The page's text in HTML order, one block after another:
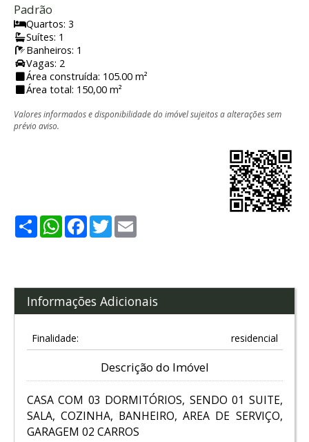
Padrão
Quartos: 3
Suítes: 1
Banheiros: 1
Vagas: 2
Área construída: 105.00 m²
Área total: 150,00 m²
Valores informados e disponibilidade do imóvel sujeitos a alterações sem
prévio aviso.
ShareWhatsApp
Facebook
Twitter
Informações Adicionais
Finalidade: residencial
Descrição do Imóvel
CASA COM 03 DORMITÓRIOS, SENDO 01 SUITE,
SALA, COZINHA, BANHEIRO, AREA DE SERVIÇO,
GARAGEM 02 CARROS